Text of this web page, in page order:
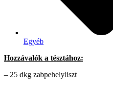
Egyéb
Hozzávalók a tésztához:
– 25 dkg zabpehelyliszt